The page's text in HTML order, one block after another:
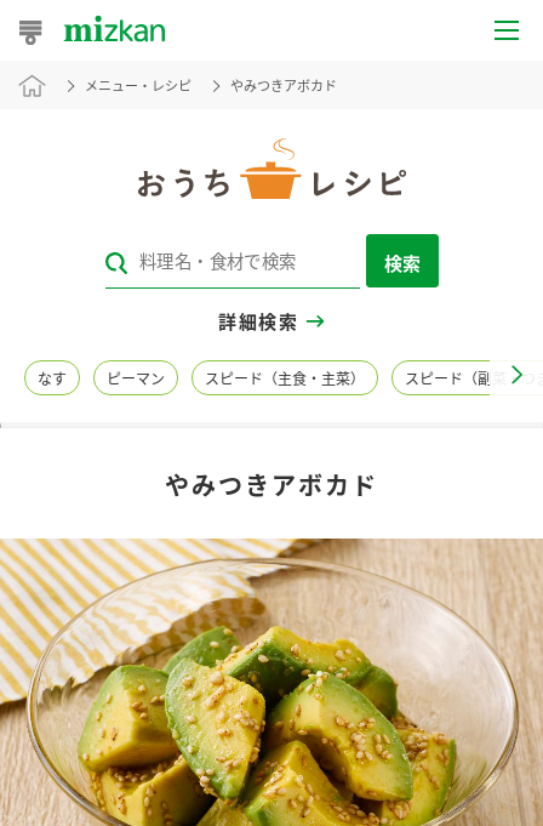
おうちレシピ
レシピカテゴリ一覧
レシピ名特集
商品カテゴリ
酢 調味酢
お酢ドリンク ぽん酢
新商品一覧
キャンペーン情報
ブランド・スペシャルサイト
ブランド・スペシャルサイト トップ
メニュー・レシピ やみつきアボカド
検索
詳細検索
なす ピーマン スピード（主食・主菜） スピード（副菜・つ
やみつきアボカド